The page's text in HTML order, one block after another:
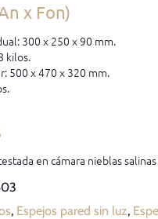
x Fon)
300 x 250 x 90 mm.
kilos.
500 x 470 x 320 mm.
en cámara nieblas
, Espejos pared sin luz,